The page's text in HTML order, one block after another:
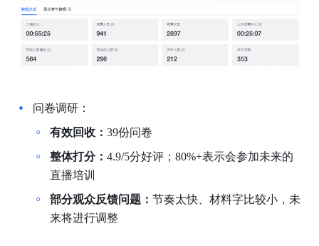
问卷调研：
有效回收： 39份问卷
整体打分： 4.9/5分好评；80%+表示会参加未来的
直播培训
部分观众反馈问题： 节奏太快、材料字比较小，未
来将进行调整